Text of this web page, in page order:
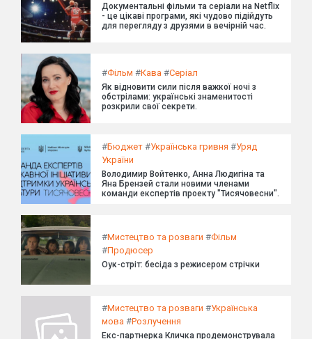
Документальні фільми та серіали на Netflix
- це цікаві програми, які чудово підійдуть
для перегляду з друзями в вечірній час.
#Фільм #Кава #Серіал
Як відновити сили після важкої ночі з
обстрілами: українські знаменитості
розкрили свої секрети.
#Бюджет #Українська гривня #Уряд
України
Володимир Войтенко, Анна Людигіна та
Яна Брензей стали новими членами
команди експертів проекту "Тисячовесни".
#Мистецтво та розваги #Фільм
#Продюсер
Оук-стріт: бесіда з режисером стрічки
#Мистецтво та розваги #Українська
мова #Розлучення
Екс-партнерка Кличка продемонструвала